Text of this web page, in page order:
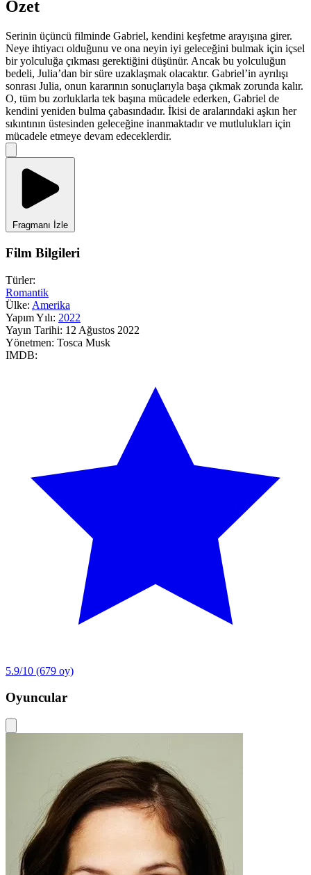
Özet
Serinin üçüncü filminde Gabriel, kendini keşfetme arayışına girer.
Neye ihtiyacı olduğunu ve ona neyin iyi geleceğini bulmak için içsel
bir yolculuğa çıkması gerektiğini düşünür. Ancak bu yolculuğun
bedeli, Julia’dan bir süre uzaklaşmak olacaktır. Gabriel’in ayrılışı
sonrası Julia, onun kararının sonuçlarıyla başa çıkmak zorunda kalır.
O, tüm bu zorluklarla tek başına mücadele ederken, Gabriel de
kendini yeniden bulma çabasındadır. İkisi de aralarındaki aşkın her
sıkıntının üstesinden geleceğine inanmaktadır ve mutlulukları için
mücadele etmeye devam edeceklerdir.
Fragmanı İzle
Film Bilgileri
Türler:
Romantik
Ülke: Amerika
Yapım Yılı: 2022
Yayın Tarihi: 12 Ağustos 2022
Yönetmen: Tosca Musk
IMDB:
5.9/10 (679 oy)
Oyuncular